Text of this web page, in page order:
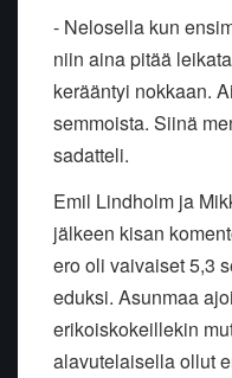
- Nelosella kun
niin aina pitää
kerääntyi nokkaan.
semmoista. Siinä
sadatteli.
Emil Lindholm ja
jälkeen kisan
ero oli vaivaiset 5,3
eduksi. Asunmaa
erikoiskokeillekin
alavutelaisella ollut